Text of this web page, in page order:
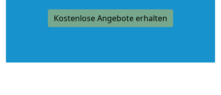
Kostenlose Angebote erhalten